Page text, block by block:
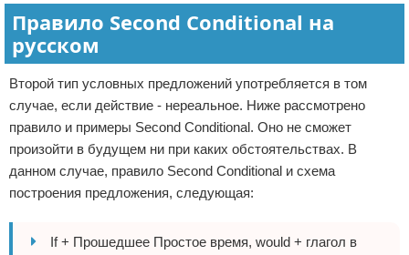
Правило Second Conditional на
русском
Второй тип условных предложений употребляется в том
случае, если действие - нереальное. Ниже рассмотрено
правило и примеры Second Conditional. Оно не сможет
произойти в будущем ни при каких обстоятельствах. В
данном случае, правило Second Conditional и схема
построения предложения, следующая:
If + Прошедшее Простое время, would + глагол в